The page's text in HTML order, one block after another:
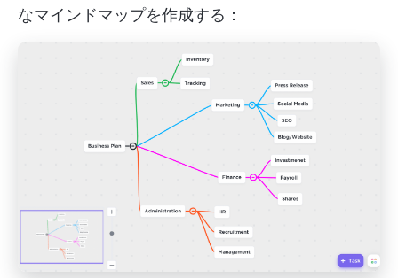
なマインドマップを作成する：